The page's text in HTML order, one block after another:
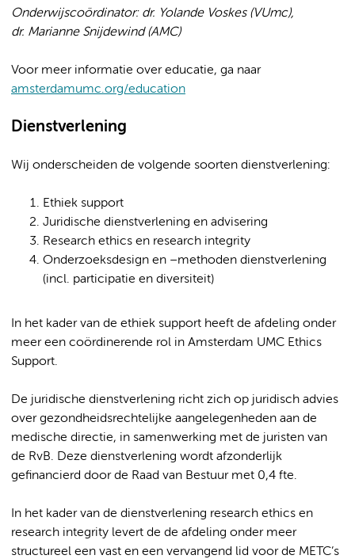
Onderwijscoördinator: dr. Yolande Voskes (VUmc),
dr. Marianne Snijdewind (AMC)
Voor meer informatie over educatie, ga naar
amsterdamumc.org/education
Dienstverlening
Wij onderscheiden de volgende soorten dienstverlening:
Ethiek support
Juridische dienstverlening en advisering
Research ethics en research integrity
Onderzoeksdesign en –methoden dienstverlening
(incl. participatie en diversiteit)
In het kader van de ethiek support heeft de afdeling onder
meer een coördinerende rol in Amsterdam UMC Ethics
Support.
De juridische dienstverlening richt zich op juridisch advies
over gezondheidsrechtelijke aangelegenheden aan de
medische directie, in samenwerking met de juristen van
de RvB. Deze dienstverlening wordt afzonderlijk
gefinancierd door de Raad van Bestuur met 0,4 fte.
In het kader van de dienstverlening research ethics en
research integrity levert de de afdeling onder meer
structureel een vast en een vervangend lid voor de METC’s